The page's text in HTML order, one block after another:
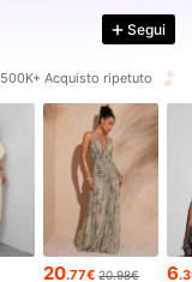
Segui
500K+ Acquisto ripetuto
20.77€ 20.98€ 6